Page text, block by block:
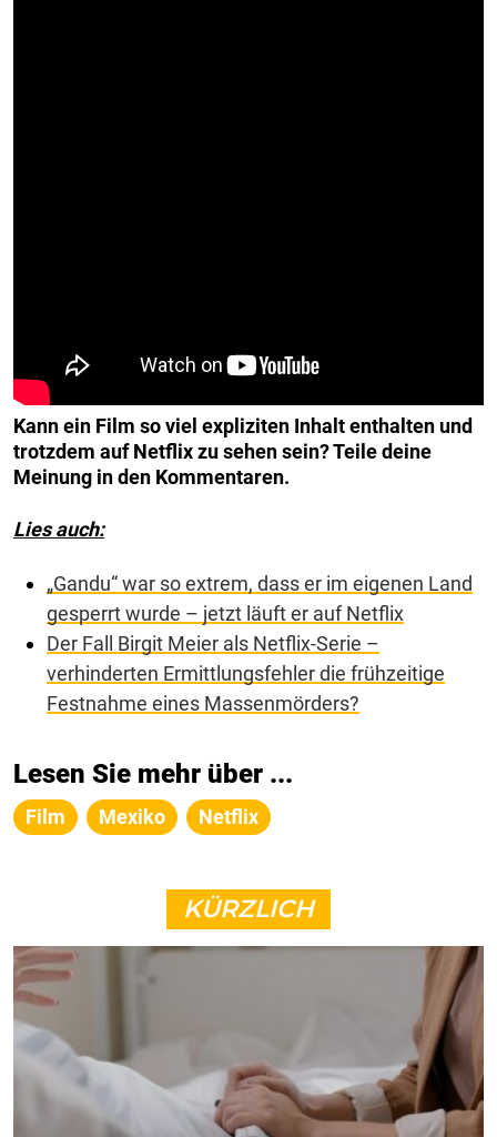
Kann ein Film so viel expliziten Inhalt enthalten und
trotzdem auf Netflix zu sehen sein? Teile deine
Meinung in den Kommentaren.
Lies auch:
„Gandu“ war so extrem, dass er im eigenen Land
gesperrt wurde – jetzt läuft er auf Netflix
Der Fall Birgit Meier als Netflix-Serie –
verhinderten Ermittlungsfehler die frühzeitige
Festnahme eines Massenmörders?
Lesen Sie mehr über ...
Film Mexiko Netflix
KÜRZLICH